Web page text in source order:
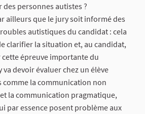
personnes autistes ?
ailleurs que le jury soit informé des
autistiques du candidat : cela
clarifier la situation et, au candidat,
épreuve importante du
va devoir évaluer chez un élève
comme la communication non
la communication pragmatique,
par essence posent problème aux